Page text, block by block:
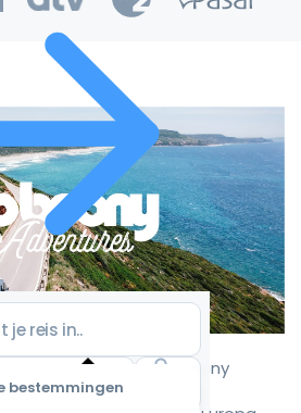
bestemmingen
met Goboony